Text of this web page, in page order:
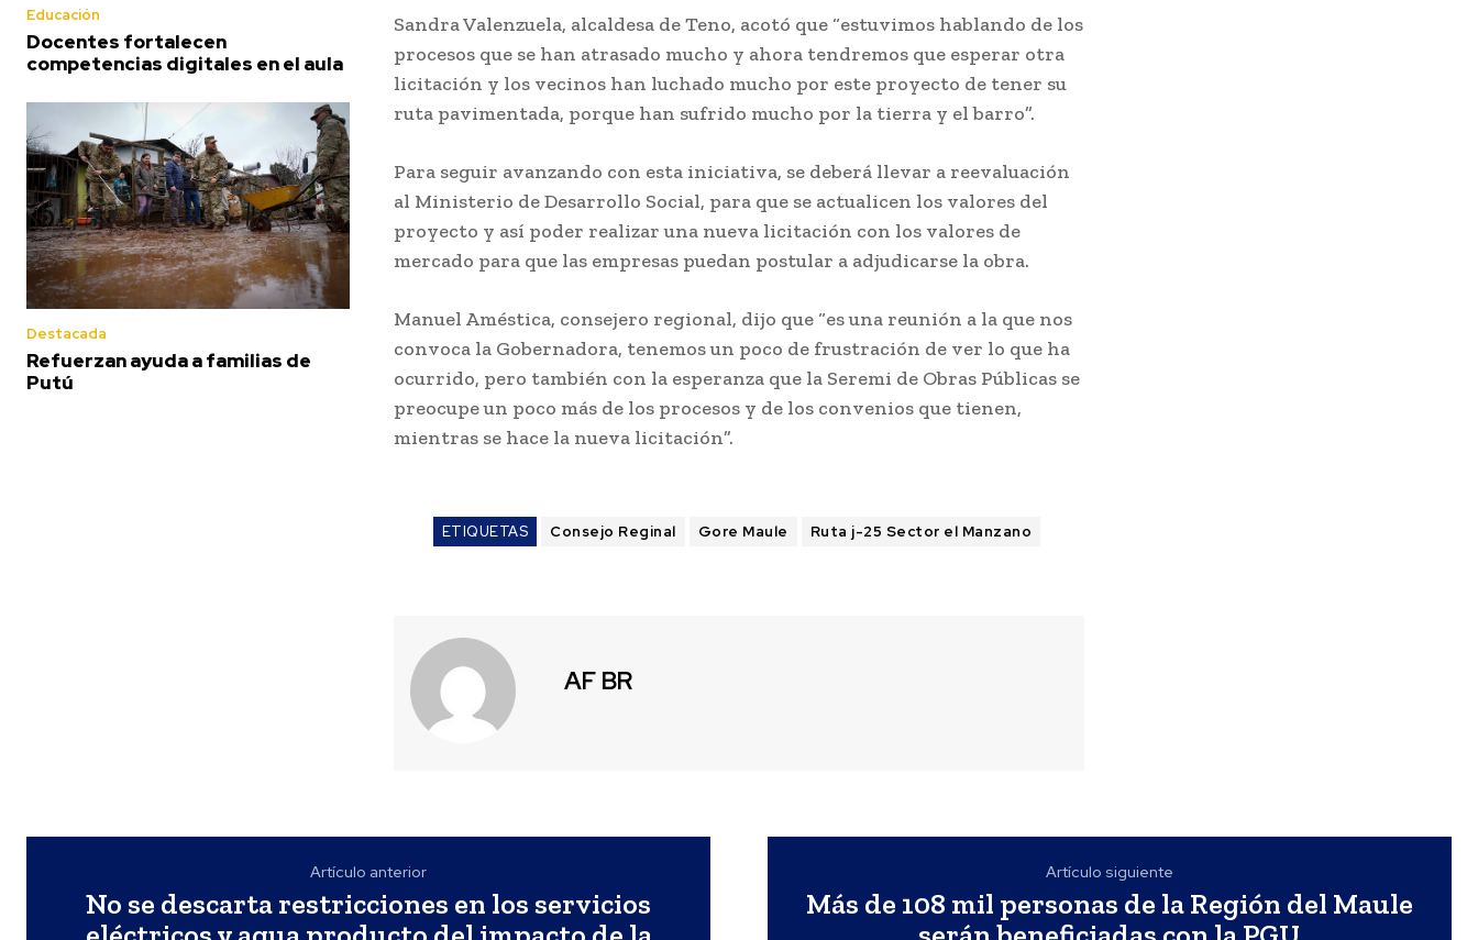
Educación
Docentes fortalecen
competencias digitales en el aula
Destacada
Refuerzan ayuda a familias de
Putú
Sandra Valenzuela, alcaldesa de Teno, acotó que “estuvimos hablando de los
procesos que se han atrasado mucho y ahora tendremos que esperar otra
licitación y los vecinos han luchado mucho por este proyecto de tener su
ruta pavimentada, porque han sufrido mucho por la tierra y el barro”.
Para seguir avanzando con esta iniciativa, se deberá llevar a reevaluación
al Ministerio de Desarrollo Social, para que se actualicen los valores del
proyecto y así poder realizar una nueva licitación con los valores de
mercado para que las empresas puedan postular a adjudicarse la obra.
Manuel Améstica, consejero regional, dijo que “es una reunión a la que nos
convoca la Gobernadora, tenemos un poco de frustración de ver lo que ha
ocurrido, pero también con la esperanza que la Seremi de Obras Públicas se
preocupe un poco más de los procesos y de los convenios que tienen,
mientras se hace la nueva licitación”.
ETIQUETAS Consejo Reginal Gore Maule Ruta j-25 Sector el Manzano
AF BR
Artículo anterior
No se descarta restricciones en los servicios
Artículo siguiente
Más de 108 mil personas de la Región del Maule